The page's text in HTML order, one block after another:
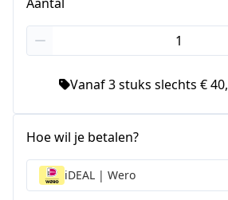
Vanaf 3 stuks slechts €
Hoe wil je betalen?
iDEAL | Wero